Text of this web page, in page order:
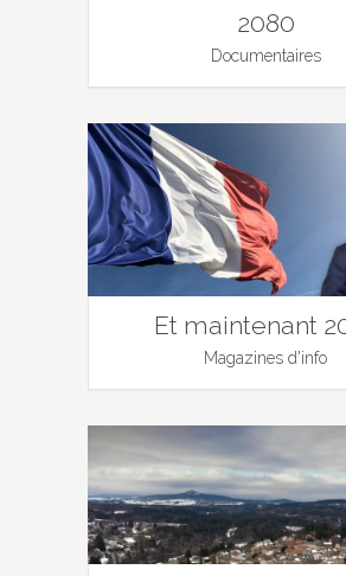
2080
Documentaires
Et maintenant
Magazines d'info